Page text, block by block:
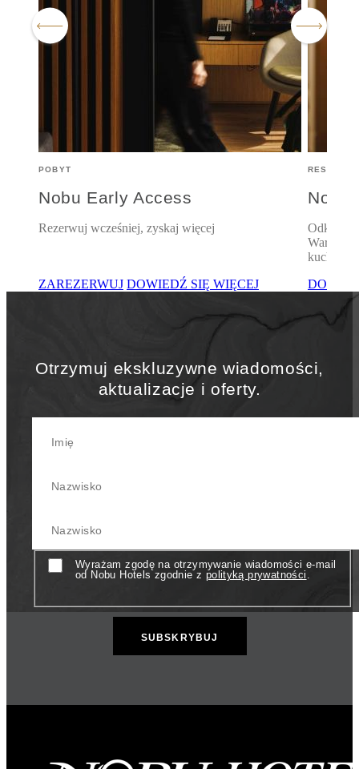
POBYT
Nobu Early Access
Rezerwuj wcześniej, zyskaj więcej
ZAREZERWUJ DOWIEDŹ SIĘ WIĘCEJ
Nobu
Odkryj
kuchni,
Otrzymuj ekskluzywne wiadomości,
aktualizacje i oferty.
ConsentWyrażam zgodę na otrzymywanie wiadomości e-mail
od Nobu Hotels zgodnie z polityką prywatności